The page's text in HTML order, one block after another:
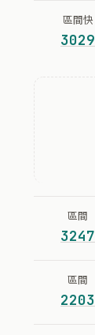
區間快
3029
區間
3247
區間
2203